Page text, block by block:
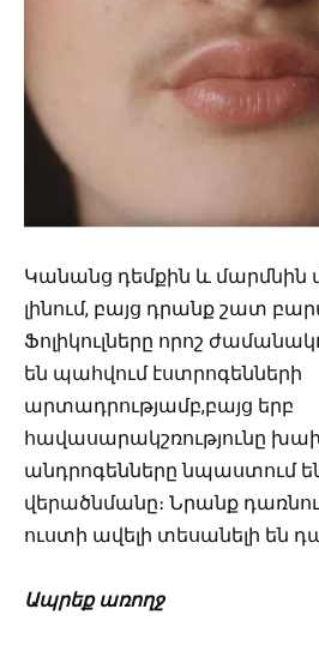
Կանանց դեմքին և մարմնին
լինում, բայց դրանք շատ
Ֆոլիկուլները որոշ
են պահվում էստրոգենների
արտադրությամբ,բայց երբ
հավասարակշռությունը
անդրոգենները նպաստում
վերածնմանը։ Նրանք
ուստի ավելի տեսանելի են
Ապրեք առողջ